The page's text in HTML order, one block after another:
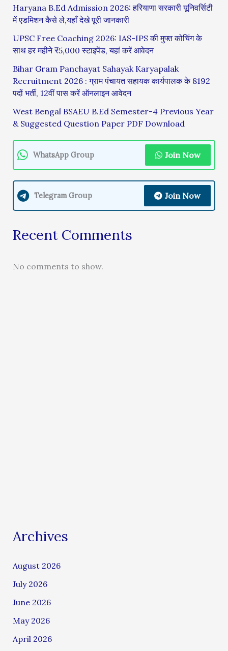
Haryana B.Ed Admission 2026: हरियाणा सरकारी यूनिवर्सिटी
में एडमिशन कैसे ले,यहाँ देखे पूरी जानकारी
UPSC Free Coaching 2026: IAS-IPS की मुफ्त कोचिंग के
साथ हर महीने ₹5,000 स्टाइपेंड, यहां करें आवेदन
Bihar Gram Panchayat Sahayak Karyapalak
Recruitment 2026 : ग्राम पंचायत सहायक कार्यपालक के 8192
पदों भर्ती, 12वीं पास करें ऑनलाइन आवेदन
West Bengal BSAEU B.Ed Semester-4 Previous Year
& Suggested Question Paper PDF Download
WhatsApp Group Join Now
Telegram Group Join Now
Recent Comments
No comments to show.
Archives
August 2026
July 2026
June 2026
May 2026
April 2026